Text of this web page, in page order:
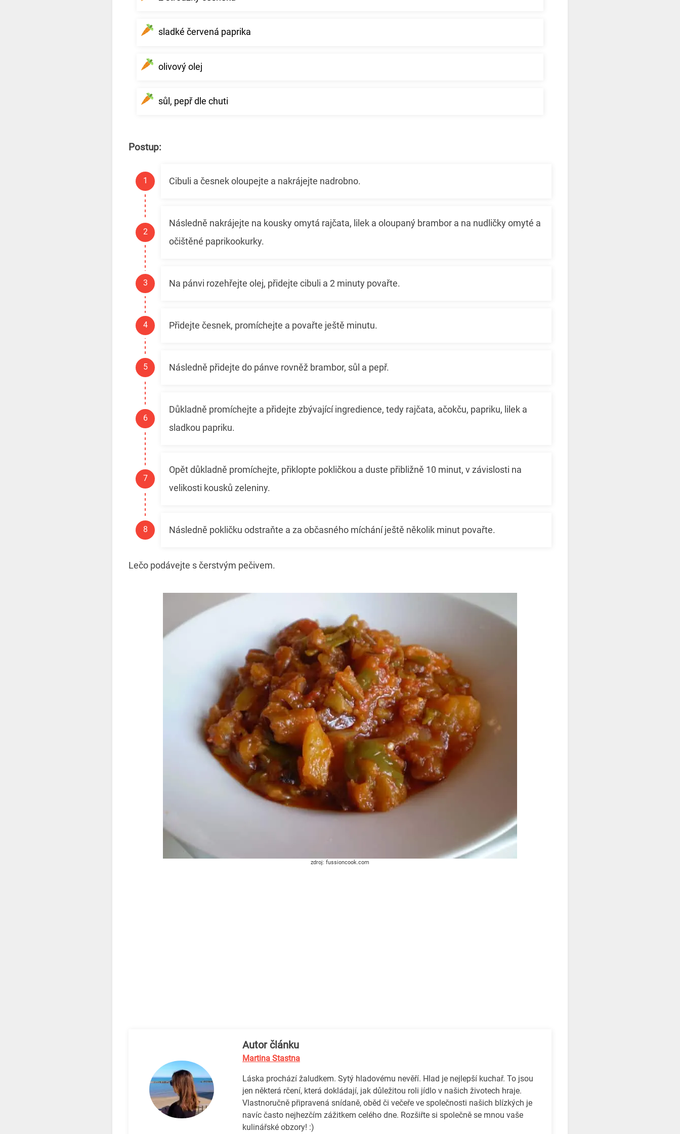
sladké červená paprika
olivový olej
sůl, pepř dle chuti
Postup:
Cibuli a česnek oloupejte a nakrájejte nadrobno.
Následně nakrájejte na kousky omytá rajčata, lilek a oloupaný brambor a na nudličky omyté a
očištěné paprikookurky.
Na pánvi rozehřejte olej, přidejte cibuli a 2 minuty povařte.
Přidejte česnek, promíchejte a povařte ještě minutu.
Následně přidejte do pánve rovněž brambor, sůl a pepř.
Důkladně promíchejte a přidejte zbývající ingredience, tedy rajčata, ačokču, papriku, lilek a
sladkou papriku.
Opět důkladně promíchejte, přiklopte pokličkou a duste přibližně 10 minut, v závislosti na
velikosti kousků zeleniny.
Následně pokličku odstraňte a za občasného míchání ještě několik minut povařte.
Lečo podávejte s čerstvým pečivem.
zdroj: fussioncook.com
Autor článku
Martina Stastna
Láska prochází žaludkem. Sytý hladovému nevěří. Hlad je nejlepší kuchař. To jsou
jen některá rčení, která dokládají, jak důležitou roli jídlo v našich životech hraje.
Vlastnoručně připravená snídaně, oběd či večeře ve společnosti našich blízkých je
navíc často nejhezčím zážitkem celého dne. Rozšiřte si společně se mnou vaše
kulinářské obzory! :)